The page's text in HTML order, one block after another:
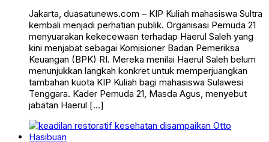
Jakarta, duasatunews.com – KIP Kuliah mahasiswa Sultra
kembali menjadi perhatian publik. Organisasi Pemuda 21
menyuarakan kekecewaan terhadap Haerul Saleh yang
kini menjabat sebagai Komisioner Badan Pemeriksa
Keuangan (BPK) RI. Mereka menilai Haerul Saleh belum
menunjukkan langkah konkret untuk memperjuangkan
tambahan kuota KIP Kuliah bagi mahasiswa Sulawesi
Tenggara. Kader Pemuda 21, Masda Agus, menyebut
jabatan Haerul […]